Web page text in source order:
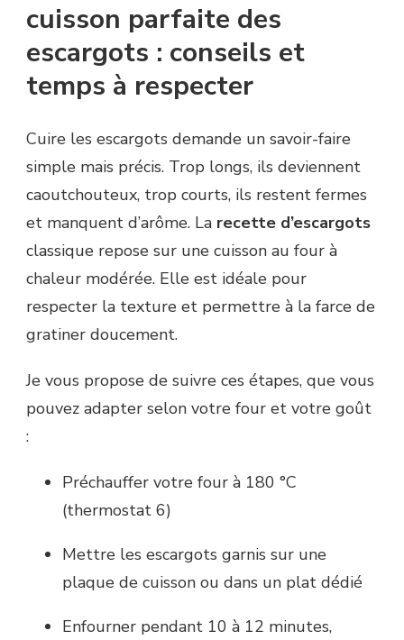
cuisson parfaite des
escargots : conseils et
temps à respecter
Cuire les escargots demande un savoir-faire
simple mais précis. Trop longs, ils deviennent
caoutchouteux, trop courts, ils restent fermes
et manquent d’arôme. La recette d’escargots
classique repose sur une cuisson au four à
chaleur modérée. Elle est idéale pour
respecter la texture et permettre à la farce de
gratiner doucement.
Je vous propose de suivre ces étapes, que vous
pouvez adapter selon votre four et votre goût
:
Préchauffer votre four à 180 °C
(thermostat 6)
Mettre les escargots garnis sur une
plaque de cuisson ou dans un plat dédié
Enfourner pendant 10 à 12 minutes,